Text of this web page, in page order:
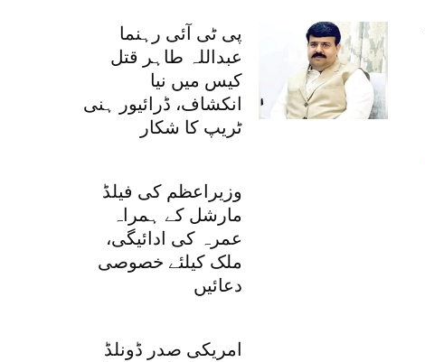
پی ٹی آئی رہنما
عبداللہ طاہر قتل
کیس میں نیا
انکشاف، ڈرائیور ہنی
ٹریپ کا شکار
وزیراعظم کی فیلڈ
مارشل کے ہمراہ
عمرہ کی ادائیگی،
ملک کیلئے خصوصی
دعائیں
امریکی صدر ڈونلڈ